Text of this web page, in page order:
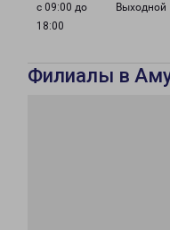
с 09:00 до
18:00
Выходной
Филиалы в